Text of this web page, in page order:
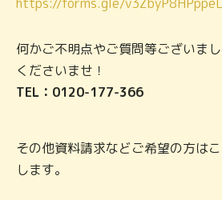
何かご不明点やご質問等ございま
くださいませ！
TEL：0120-177-366
その他資料請求などご希望の方は
します。